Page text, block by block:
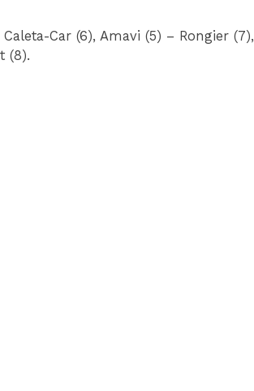
Car (6), Amavi (5) – Rongier (7),
(8).